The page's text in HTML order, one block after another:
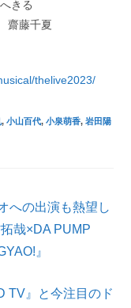
きる
齋藤千夏
thelive2023/
, 小山百代, 小泉萌香, 岩田陽
への出演も熱望し
哉×DA PUMP
』
TV』と今注目のド